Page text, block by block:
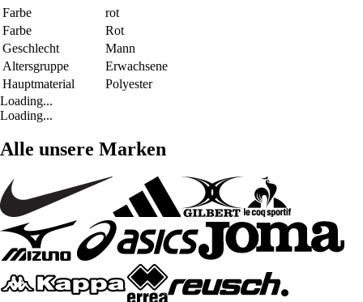
Farbe
rot
Farbe
Rot
Geschlecht
Mann
Altersgruppe
Erwachsene
Hauptmaterial
Polyester
Loading...
Loading...
Alle unsere Marken